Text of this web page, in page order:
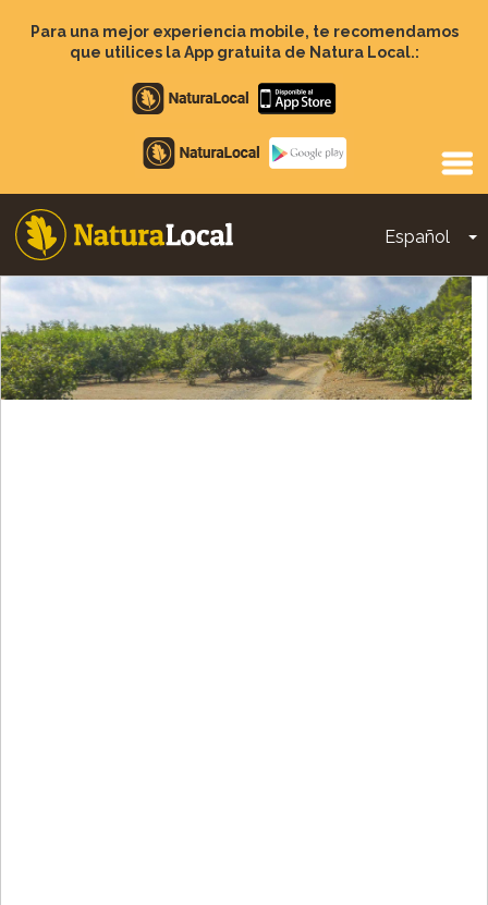
contenido
Para una mejor experiencia mobile, te recomendamos
que utilices la App gratuita de Natura Local.:
Apple
store
Google
Play
Español
Main
navigation